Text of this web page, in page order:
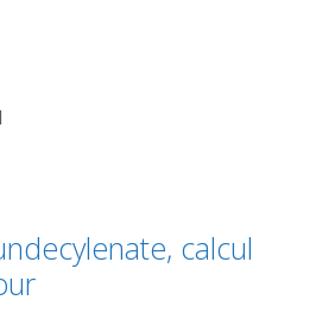
calcul